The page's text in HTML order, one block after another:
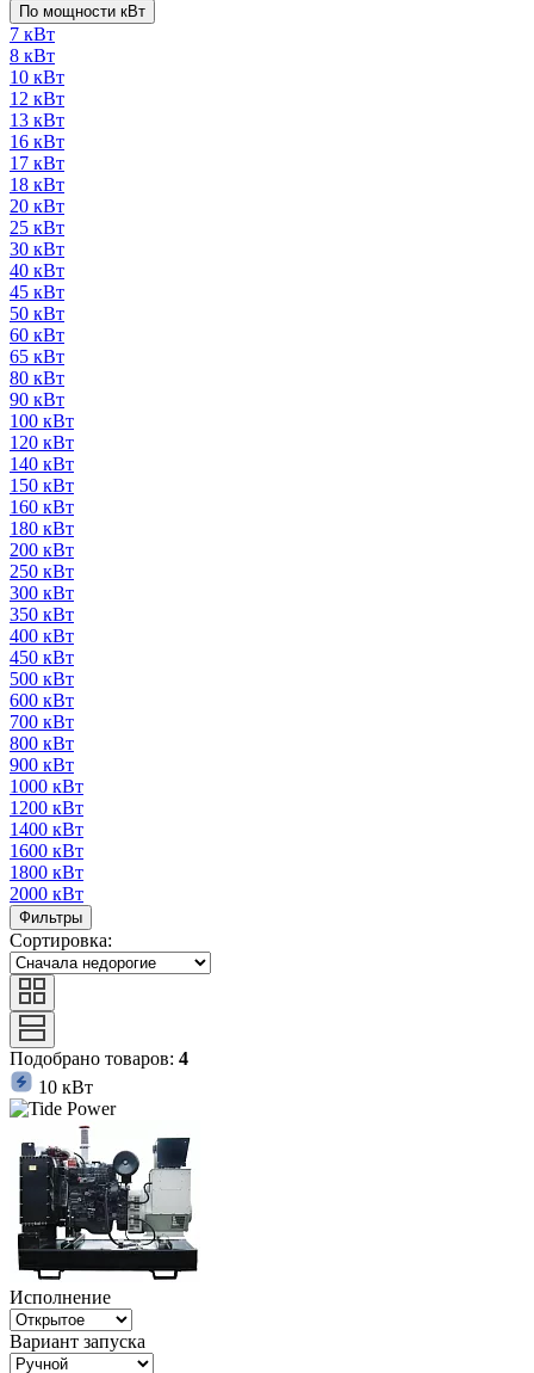
По мощности кВт
7 кВт
8 кВт
10 кВт
12 кВт
13 кВт
16 кВт
17 кВт
18 кВт
20 кВт
25 кВт
30 кВт
40 кВт
45 кВт
50 кВт
60 кВт
65 кВт
80 кВт
90 кВт
100 кВт
120 кВт
140 кВт
150 кВт
160 кВт
180 кВт
200 кВт
250 кВт
300 кВт
350 кВт
400 кВт
450 кВт
500 кВт
600 кВт
700 кВт
800 кВт
900 кВт
1000 кВт
1200 кВт
1400 кВт
1600 кВт
1800 кВт
2000 кВт
Фильтры
Сортировка:
Подобрано товаров: 4
10 кВт
Исполнение
Вариант запуска